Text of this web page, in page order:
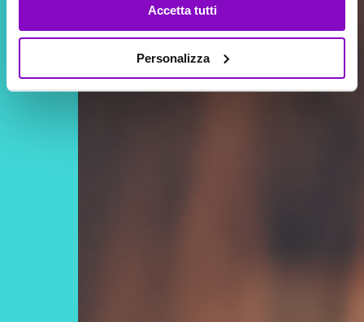
Accetta tutti
Personalizza